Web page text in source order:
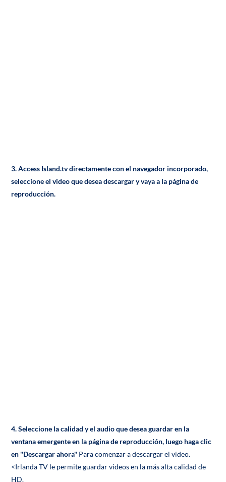
3. Access Island.tv directamente con el navegador incorporado,
seleccione el video que desea descargar y vaya a la página de
reproducción.
4. Seleccione la calidad y el audio que desea guardar en la
ventana emergente en la página de reproducción, luego haga clic
en "Descargar ahora" Para comenzar a descargar el video.
<Irlanda TV le permite guardar videos en la más alta calidad de
HD.